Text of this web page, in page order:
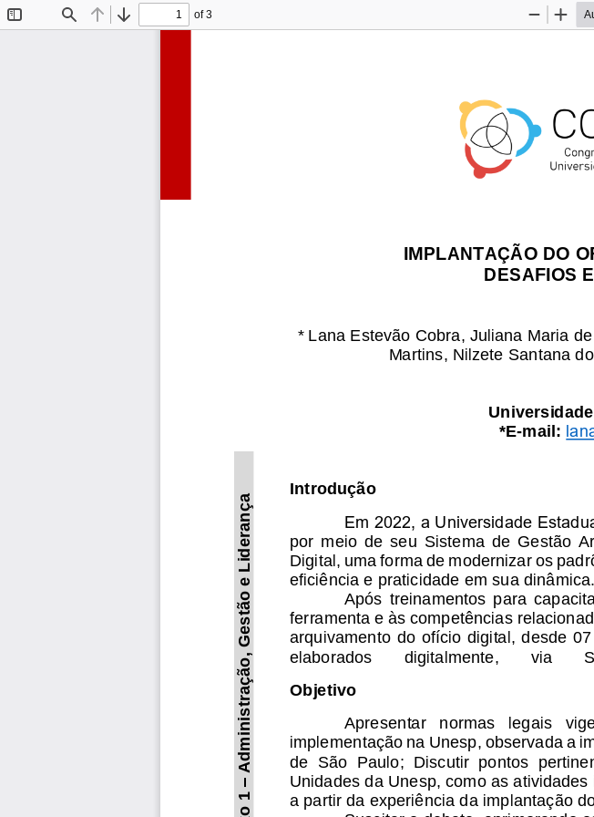
Find Previous
Next
of 3
Zoom
Zoom
IMPLANTAÇÃO DO
DESAFIOS
* Lana Estevão Cobra, Juliana Maria
Martins, Nilzete Santana
*E-mail:
Introdução
Em 2022, a Universidade
por  meio  de  seu  Sistema  de  Gestão
Digital, uma forma de modernizar os
eficiência e praticidade em sua dinâmica.
Após  treinamentos  para
ferramenta e às competências
arquivamento do ofício digital, desde
elaborados
digitalmente, via
Objetivo
Apresentar   normas   legais
implementação na Unesp, observada a
de  São  Paulo;  Discutir  pontos
Unidades da Unesp, como as
a partir da experiência da implantação
Administração, Gestão e Liderança